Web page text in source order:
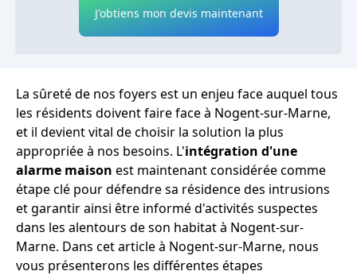
J'obtiens mon devis maintenant
La sûreté de nos foyers est un enjeu face auquel tous
les résidents doivent faire face à Nogent-sur-Marne,
et il devient vital de choisir la solution la plus
appropriée à nos besoins. L'intégration d'une
alarme maison est maintenant considérée comme
étape clé pour défendre sa résidence des intrusions
et garantir ainsi être informé d'activités suspectes
dans les alentours de son habitat à Nogent-sur-
Marne. Dans cet article à Nogent-sur-Marne, nous
vous présenterons les différentes étapes